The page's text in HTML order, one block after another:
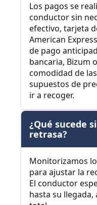
Los pagos se
conductor sin
efectivo, tarjeta
American
de pago
bancaria, Bizum
comodidad de
supuestos de
ir a recoger.
¿Qué sucede
retrasa?
Monitorizamos
para ajustar la
El conductor
hasta su